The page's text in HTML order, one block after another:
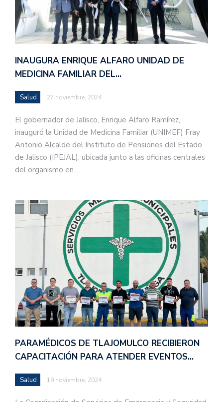
INAUGURA ENRIQUE ALFARO UNIDAD DE
MEDICINA FAMILIAR DEL…
Salud 27 noviembre, 2024
El gobernador de Jalisco, Enrique Alfaro Ramírez,
inauguró la Unidad de Medicina Familiar (UNIMEF) Fray
Antonio Alcalde del Instituto de Pensiones del Estado
de Jalisco (IPEJAL), ubicada junto a las oficinas centrales
del organismo en…
PARAMÉDICOS DE TLAJOMULCO RECIBIERON
CAPACITACIÓN PARA ATENDER EVENTOS…
Salud 19 noviembre, 2024